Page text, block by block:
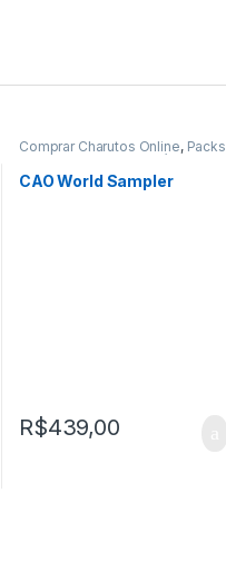
Comprar Charutos Online, Packs
da Semana
Primeira Página
Promo Da Semana
CAO World Sampler
R$439,00